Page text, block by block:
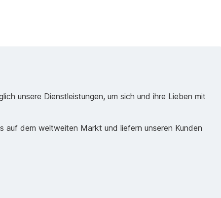
unsere Dienstleistungen, um sich und ihre Lieben mit
dem weltweiten Markt und liefern unseren Kunden